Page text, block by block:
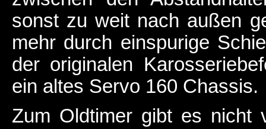
sonst zu weit nach außen
mehr durch einspurige
der originalen
ein altes Servo 160 Chassis.
Zum Oldtimer gibt es nicht